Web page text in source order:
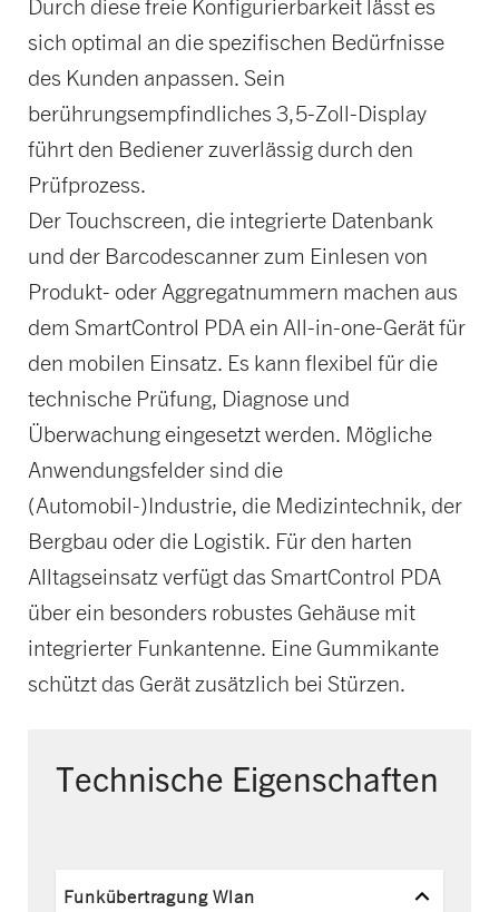
Durch diese freie Konfigurierbarkeit lässt es
sich optimal an die spezifischen Bedürfnisse
des Kunden anpassen. Sein
berührungsempfindliches 3,5-Zoll-Display
führt den Bediener zuverlässig durch den
Prüfprozess.
Der Touchscreen, die integrierte Datenbank
und der Barcodescanner zum Einlesen von
Produkt- oder Aggregatnummern machen aus
dem SmartControl PDA ein All-in-one-Gerät für
den mobilen Einsatz. Es kann flexibel für die
technische Prüfung, Diagnose und
Überwachung eingesetzt werden. Mögliche
Anwendungsfelder sind die
(Automobil-)Industrie, die Medizintechnik, der
Bergbau oder die Logistik. Für den harten
Alltagseinsatz verfügt das SmartControl PDA
über ein besonders robustes Gehäuse mit
integrierter Funkantenne. Eine Gummikante
schützt das Gerät zusätzlich bei Stürzen.
Technische Eigenschaften
Funkübertragung Wlan